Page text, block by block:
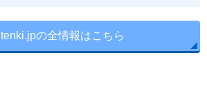
tenki.jpの全情報はこちら